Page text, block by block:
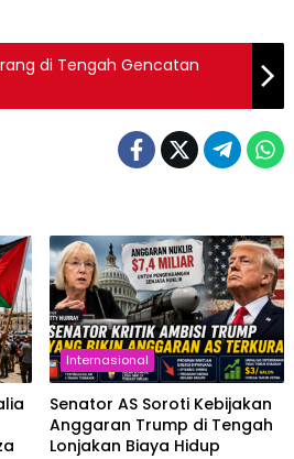
di Tengah Gencatan
Internasional
Senator AS Soroti Kebijakan
Anggaran Trump di Tengah
Lonjakan Biaya Hidup